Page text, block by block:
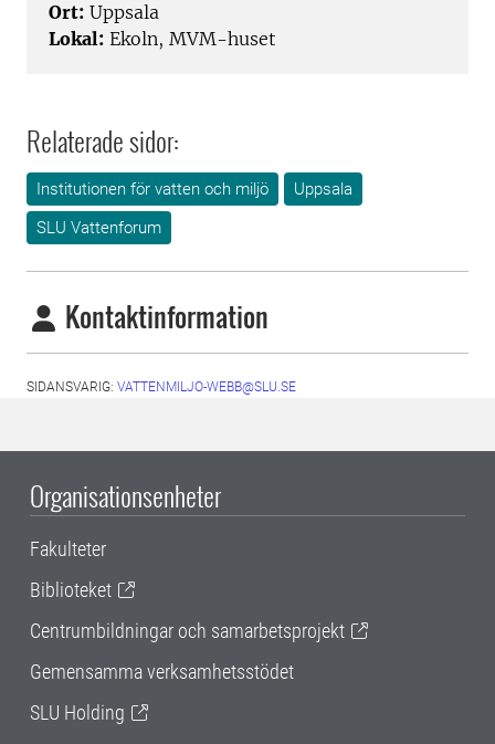
Ort: Uppsala
Lokal: Ekoln, MVM-huset
Relaterade sidor:
Institutionen för vatten och miljö
Uppsala
SLU Vattenforum
Kontaktinformation
SIDANSVARIG: VATTENMILJO-WEBB@SLU.SE
Organisationsenheter
Fakulteter
Biblioteket
Centrumbildningar och samarbetsprojekt
Gemensamma verksamhetsstödet
SLU Holding